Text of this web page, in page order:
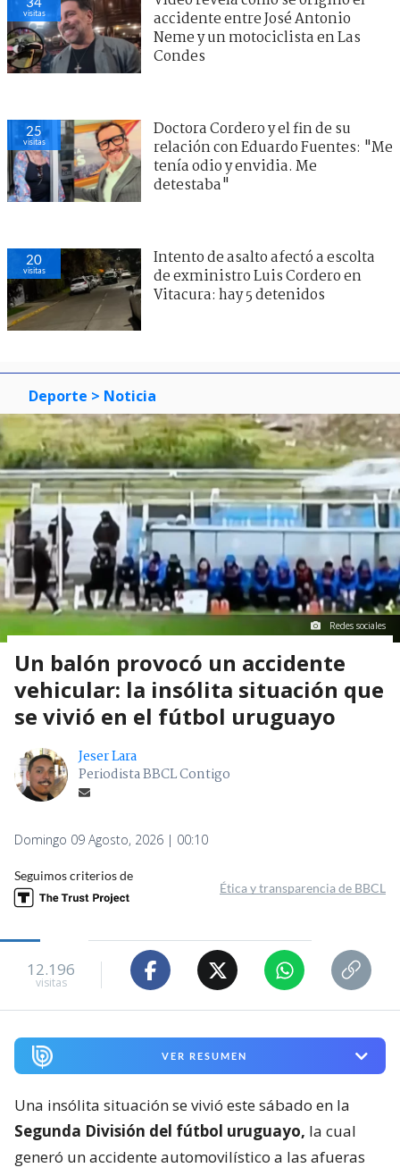
visitas
accidente entre José Antonio
Neme y un motociclista en Las
Condes
25
visitas
Doctora Cordero y el fin de su
relación con Eduardo Fuentes: "Me
tenía odio y envidia. Me
detestaba"
20
visitas
Intento de asalto afectó a escolta
de exministro Luis Cordero en
Vitacura: hay 5 detenidos
Deporte > Noticia
Redes sociales
Un balón provocó un accidente
vehicular: la insólita situación que
se vivió en el fútbol uruguayo
Jeser Lara
Periodista BBCL Contigo
Domingo 09 Agosto, 2026 | 00:10
Seguimos criterios de
Ética y transparencia de BBCL
12.196
visitas
VER RESUMEN
Una insólita situación se vivió este sábado en la
Segunda División del fútbol uruguayo, la cual
generó un accidente automovilístico a las afueras